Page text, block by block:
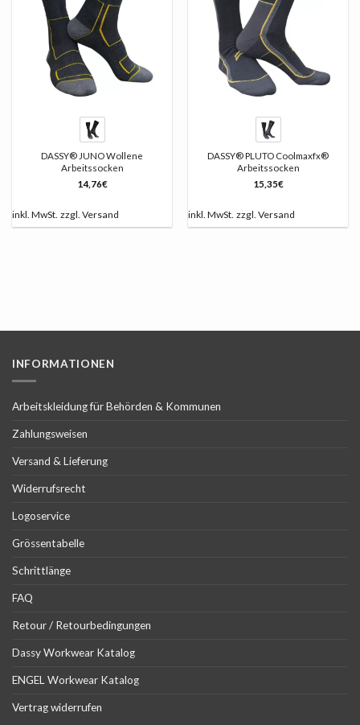
DASSY® JUNO Wollene
Arbeitssocken
14,76€
inkl. MwSt. zzgl. Versand
DASSY® PLUTO Coolmaxfx®
Arbeitssocken
15,35€
inkl. MwSt. zzgl. Versand
INFORMATIONEN
Arbeitskleidung für Behörden & Kommunen
Zahlungsweisen
Versand & Lieferung
Widerrufsrecht
Logoservice
Grössentabelle
Schrittlänge
FAQ
Retour / Retourbedingungen
Dassy Workwear Katalog
ENGEL Workwear Katalog
Vertrag widerrufen